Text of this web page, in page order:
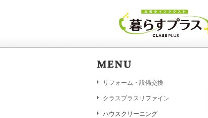
リフォーム・設備交換
クラスプラスリファイン
ハウスクリーニング